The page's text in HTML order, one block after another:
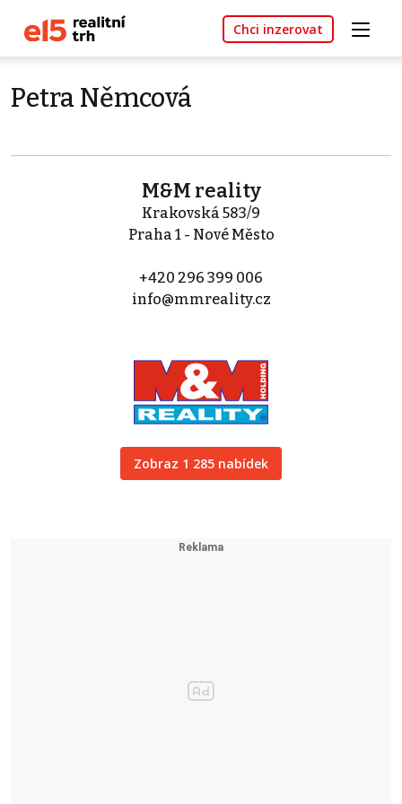
Chci inzerovat
Petra Němcová
M&M reality
Krakovská 583/9
Praha 1 - Nové Město
+420 296 399 006
info@mmreality.cz
Zobraz 1 285 nabídek